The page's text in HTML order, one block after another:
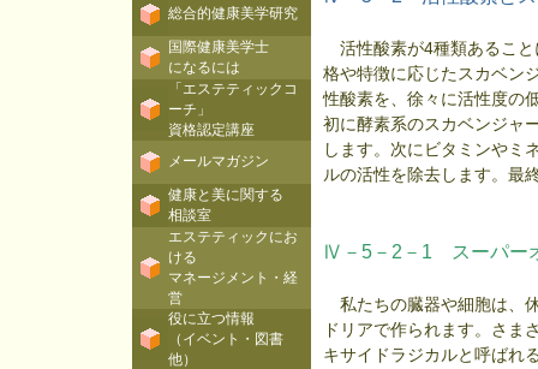
活性酸素が4種類あること
格や特徴に応じたスカベン
性酸素を、徐々に活性度の
初に酵素系のスカベンジャ
します。次にビタミンやミ
ルの活性を除去します。最
Ⅳ－5－2－1 スーパー
私たちの臓器や細胞は、
ドリアで作られます。さま
キサイドラジカルと呼ばれ
総合的健康美学研究
国際健康美学士
になるには
「エステティックコ
ーチ」
資格認定講座
メールマガジン
健康と美に関する
相談室
エステティックにお
ける
マネージメント・経
営
役に立つ情報
（イベント・図書
他）